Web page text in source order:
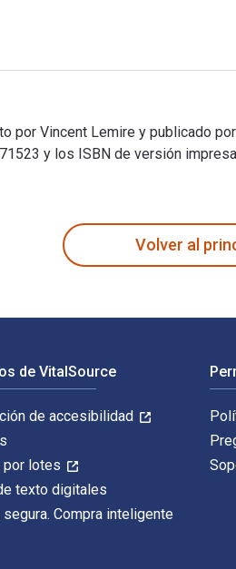
por Vincent Lemire y publicado
y los ISBN de versión
Volver al
de VitalSource
de accesibilidad
por lotes
texto digitales
segura. Compra inteligente